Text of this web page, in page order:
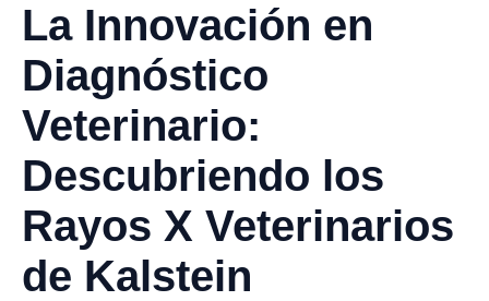
La Innovación en
Diagnóstico
Veterinario:
Descubriendo los
Rayos X Veterinarios
de Kalstein